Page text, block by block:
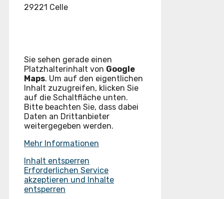
29221 Celle
Sie sehen gerade einen
Platzhalterinhalt von Google
Maps. Um auf den eigentlichen
Inhalt zuzugreifen, klicken Sie
auf die Schaltfläche unten.
Bitte beachten Sie, dass dabei
Daten an Drittanbieter
weitergegeben werden.
Mehr Informationen
Inhalt entsperren
Erforderlichen Service
akzeptieren und Inhalte
entsperren